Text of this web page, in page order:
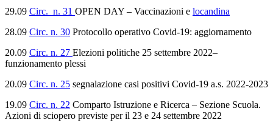
29.09 Circ. n. 31 OPEN DAY – Vaccinazioni e locandina
28.09 Circ. n. 30 Protocollo operativo Covid-19: aggiornamento
20.09 Circ. n. 27 Elezioni politiche 25 settembre 2022–
funzionamento plessi
20.09 Circ. n. 25 segnalazione casi positivi Covid-19 a.s. 2022-2023
19.09 Circ. n. 22 Comparto Istruzione e Ricerca – Sezione Scuola.
Azioni di sciopero previste per il 23 e 24 settembre 2022